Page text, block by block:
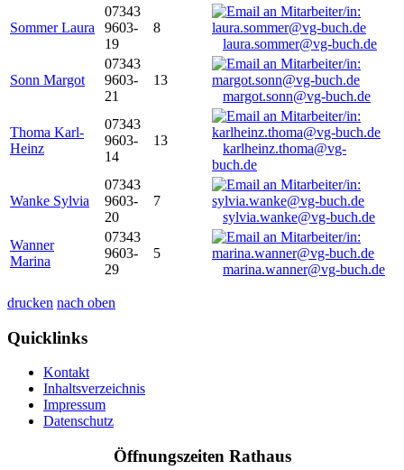
Sommer Laura
07343
9603-
19
8
laura.sommer@vg-buch.de
Sonn Margot
07343
9603-
21
13
margot.sonn@vg-buch.de
Thoma Karl-
Heinz
07343
9603-
14
13
karlheinz.thoma@vg-
buch.de
Wanke Sylvia
07343
9603-
20
7
sylvia.wanke@vg-buch.de
Wanner
Marina
07343
9603-
29
5
marina.wanner@vg-buch.de
drucken nach oben
Quicklinks
Kontakt
Inhaltsverzeichnis
Impressum
Datenschutz
Öffnungszeiten Rathaus